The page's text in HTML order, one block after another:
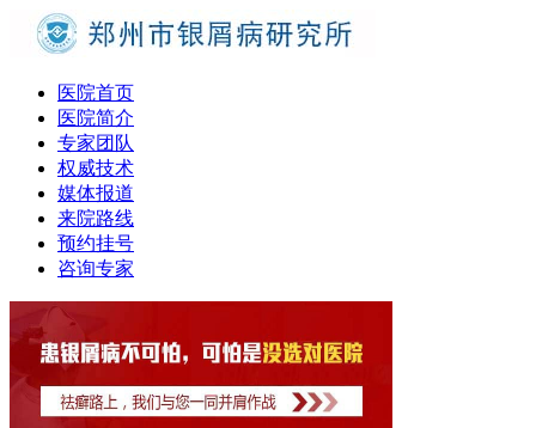
医院首页
医院简介
专家团队
权威技术
媒体报道
来院路线
预约挂号
咨询专家